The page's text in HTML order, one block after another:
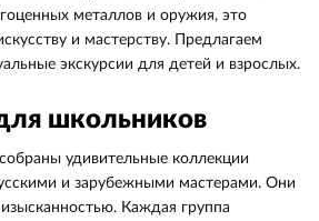
металлов и оружия, это
и мастерству. Предлагаем
экскурсии для детей и взрослых.
школьников
удивительные коллекции
и зарубежными мастерами. Они
Каждая группа